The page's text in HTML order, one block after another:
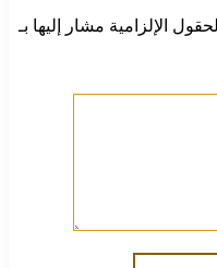
الحقول الإلزامية مشار إليها بـ